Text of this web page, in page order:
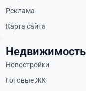
Реклама
Карта сайта
Недвижимость
Новостройки
Готовые ЖК